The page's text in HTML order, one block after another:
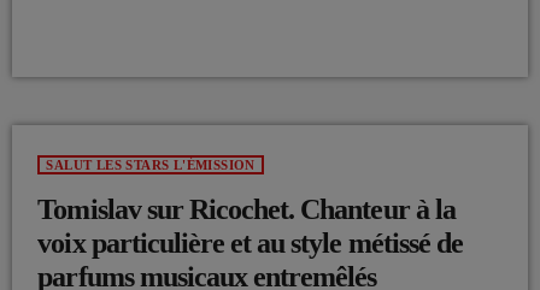
SALUT LES STARS L'ÉMISSION
Tomislav sur Ricochet. Chanteur à la
voix particulière et au style métissé de
parfums musicaux entremêlés